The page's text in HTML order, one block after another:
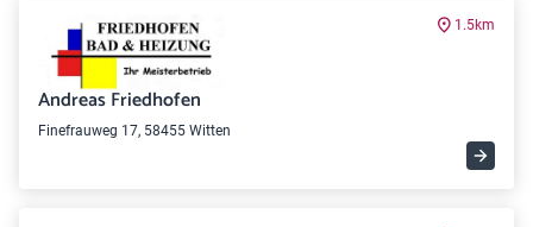
1.5km
Andreas Friedhofen
Finefrauweg 17, 58455 Witten